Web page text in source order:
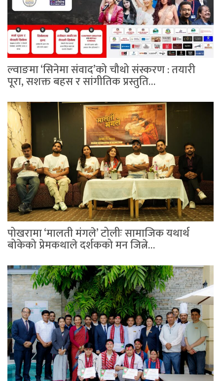
ल्वाङमा ‘सिनेमा संवाद’को चौथो संस्करण : तयारी
पूरा, सशक्त बहस र सांगीतिक प्रस्तुति…
पोखरामा ‘मालती मंगले’ टोलीः सामाजिक यथार्थ
बोकेको प्रेमकथाले दर्शकको मन जित्ने…